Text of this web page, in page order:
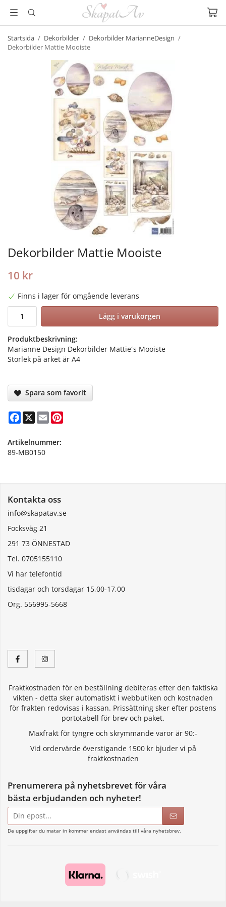
Startsida / Dekorbilder / Dekorbilder MarianneDesign /
Dekorbilder Mattie Mooiste
Dekorbilder Mattie Mooiste
10 kr
Finns i lager för omgående leverans
Lägg i varukorgen
Produktbeskrivning:
Marianne Design Dekorbilder Mattie´s Mooiste
Storlek på arket är A4
Spara som favorit
Facebook
X Email
Artikelnummer:
89-MB0150
Kontakta oss
info@skapatav.se
Focksväg 21
291 73 ÖNNESTAD
Tel. 0705155110
Vi har telefontid
tisdagar och torsdagar 15,00-17,00
Org. 556995-5668
Fraktkostnaden för en beställning debiteras efter den faktiska
vikten - detta sker automatiskt i webbutiken och kostnaden
för frakten redovisas i kassan. Prissättning sker efter postens
portotabell för brev och paket.
Maxfrakt för tyngre och skrymmande varor är 90:-
Vid ordervärde överstigande 1500 kr bjuder vi på
fraktkostnaden
Prenumerera på nyhetsbrevet för våra
bästa erbjudanden och nyheter!
postadress
De uppgifter du matar in kommer endast användas till våra nyhetsbrev.